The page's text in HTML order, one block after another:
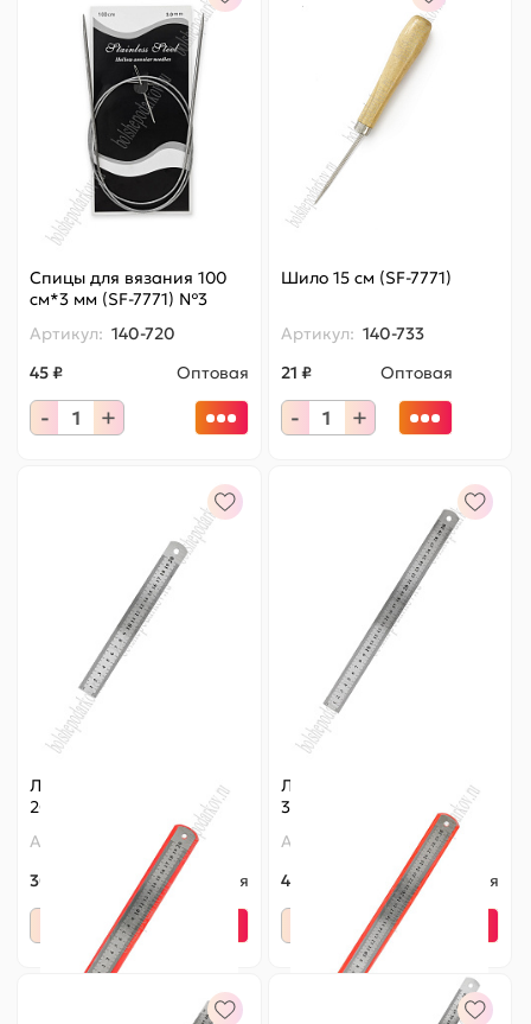
Спицы для вязания 100
см*3 мм (SF-7771) №3
Артикул: 140-720
45 ₽
Оптовая
- +
Шило 15 см (SF-7771)
Артикул: 140-733
21 ₽
Оптовая
- +
Линейка металлическая
20 см (SF-7771)
Артикул:
140-737
30 ₽
Оптовая
+
Линейка металлическая
30 см (SF-7771)
Артикул:
140-738
44 ₽
Оптовая
+